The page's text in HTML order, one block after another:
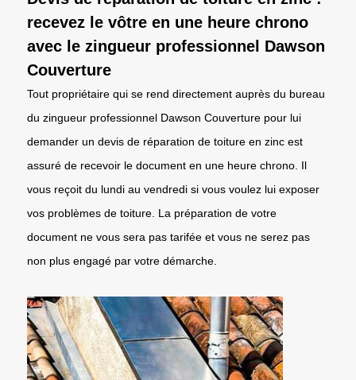
recevez le vôtre en une heure chrono
avec le zingueur professionnel Dawson
Couverture
Tout propriétaire qui se rend directement auprès du bureau
du zingueur professionnel Dawson Couverture pour lui
demander un devis de réparation de toiture en zinc est
assuré de recevoir le document en une heure chrono. Il
vous reçoit du lundi au vendredi si vous voulez lui exposer
vos problèmes de toiture. La préparation de votre
document ne vous sera pas tarifée et vous ne serez pas
non plus engagé par votre démarche.